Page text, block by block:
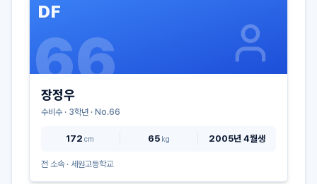
DF
66
장정우
수비수· 3학년 · No.66
172 cm 65 kg 2005년 4월생
전 소속 · 세원고등학교